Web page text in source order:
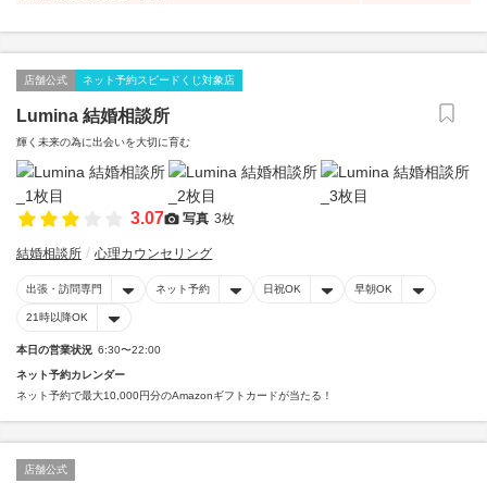
店舗公式 ネット予約スピードくじ対象店
Lumina 結婚相談所
輝く未来の為に出会いを大切に育む
3.07 写真 3枚
結婚相談所 心理カウンセリング
出張・訪問専門 ネット予約 日祝OK 早朝OK
21時以降OK
本日の営業状況 6:30〜22:00
ネット予約カレンダー
ネット予約で最大10,000円分のAmazonギフトカードが当たる！
店舗公式